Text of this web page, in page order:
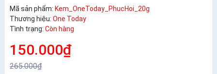
Mã sản phẩm: Kem_OneToday_PhucHoi_20g
Thương hiệu: One Today
Tình trạng: Còn hàng
150.000₫
265.000₫